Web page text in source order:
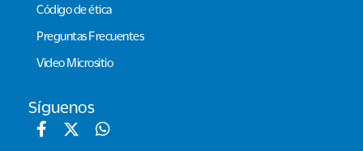
Código de ética
Preguntas Frecuentes
Video Micrositio
Síguenos